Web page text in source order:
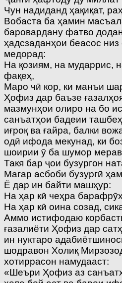
Чун надиданд ҳақиқат,
Вобаста ба ҳамин
баровардану фатво
ҳадсзаданҳои беасос
медорад:
На қозиям, на мударрис,
фақеҳ,
Маро чӣ кор, ки манъи
Ҳофиз дар баъзе
мазмунҳои олиро на бо
санъатҳои бадеии
иғроқ ва ғайра, балки
одӣ ифода мекунад, ки
шоирии ӯ ба шумор
Такя бар ҷои бузургон
Магар асбоби бузургӣ
Ё дар ин байти машҳур:
На ҳар кӣ чеҳра
На ҳар кӣ оина созад,
Аммо истифодаю
ғазалиёти Ҳофиз дар
ин нуктаро
шодравон Холиқ
хотиррасон намудааст:
«Шеъри Ҳофиз аз